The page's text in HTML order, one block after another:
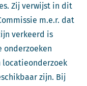
Zij verwijst in dit
m.e.r. dat
verkeerd is
onderzoeken
locatieonderzoek
zijn. Bij